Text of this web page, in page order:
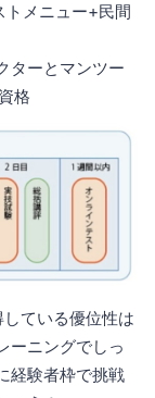
メニュー+民間
ターとマンツー
格
ている優位性は
ーニングでしっ
経験者枠で挑戦